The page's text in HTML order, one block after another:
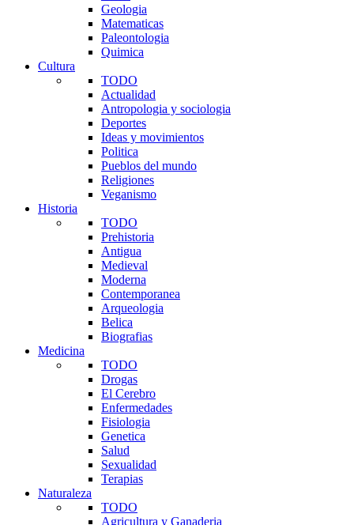
Geologia
Matematicas
Paleontologia
Quimica
Cultura
TODO
Actualidad
Antropologia y sociologia
Deportes
Ideas y movimientos
Politica
Pueblos del mundo
Religiones
Veganismo
Historia
TODO
Prehistoria
Antigua
Medieval
Moderna
Contemporanea
Arqueologia
Belica
Biografias
Medicina
TODO
Drogas
El Cerebro
Enfermedades
Fisiologia
Genetica
Salud
Sexualidad
Terapias
Naturaleza
TODO
Agricultura y Ganaderia